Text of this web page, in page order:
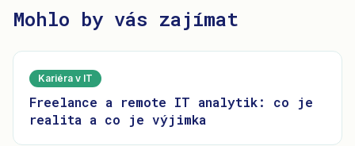
Mohlo by vás zajímat
Kariéra v IT
Freelance a remote IT analytik: co je
realita a co je výjimka